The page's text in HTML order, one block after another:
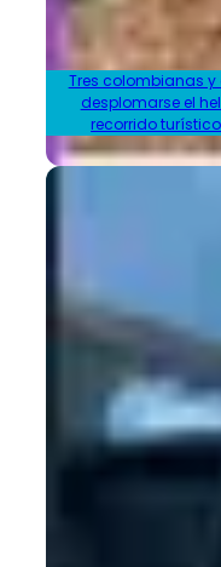
Tres colombianas y
desplomarse el
recorrido